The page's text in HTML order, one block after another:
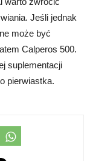
Jeśli jednak
może być
Calperos 500.
suplementacji
pierwiastka.